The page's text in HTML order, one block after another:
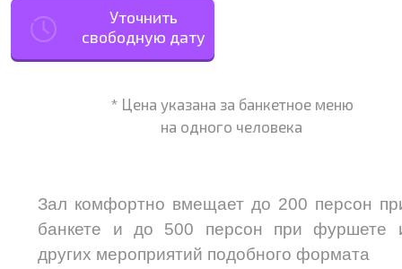
Уточнить
свободную дату
* Цена указана за банкетное меню
на одного человека
Зал комфортно вмещает до 200 персон
банкете и до 500 персон при фуршете
других мероприятий подобного формата